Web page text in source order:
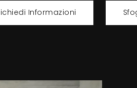
Informazioni